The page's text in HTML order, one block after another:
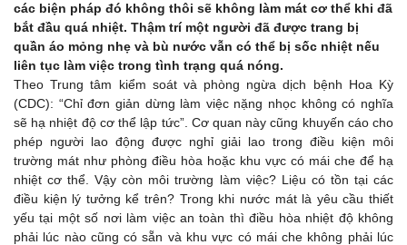
các biện pháp đó không thôi sẽ không làm mát cơ thể khi đã
bắt đầu quá nhiệt. Thậm trí một người đã được trang bị
quần áo mỏng nhẹ và bù nước vẫn có thể bị sốc nhiệt nếu
liên tục làm việc trong tình trạng quá nóng.
Theo Trung tâm kiểm soát và phòng ngừa dịch bệnh Hoa Kỳ
(CDC): “Chỉ đơn giản dừng làm việc nặng nhọc không có nghĩa
sẽ hạ nhiệt độ cơ thể lập tức”. Cơ quan này cũng khuyến cáo cho
phép người lao động được nghỉ giải lao trong điều kiện môi
trường mát như phòng điều hòa hoặc khu vực có mái che để hạ
nhiệt cơ thể. Vậy còn môi trường làm việc? Liệu có tồn tại các
điều kiện lý tưởng kể trên? Trong khi nước mát là yêu cầu thiết
yếu tại một số nơi làm việc an toàn thì điều hòa nhiệt độ không
phải lúc nào cũng có sẵn và khu vực có mái che không phải lúc